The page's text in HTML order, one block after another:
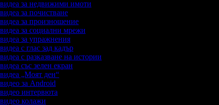
видеа за недвижими имоти
за почистване
видеа за произношение
видеа за социални мрежи
видеа за упражнения
с глас зад кадър
с разказване на истории
със зелен екран
видеа „Моят ден“
видео за Android
видео интервюта
видео колажи